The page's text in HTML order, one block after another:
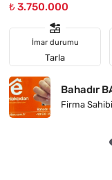
₺ 3.750.000
İmar durumu
Tarla
Bahadır
Firma Sahibi